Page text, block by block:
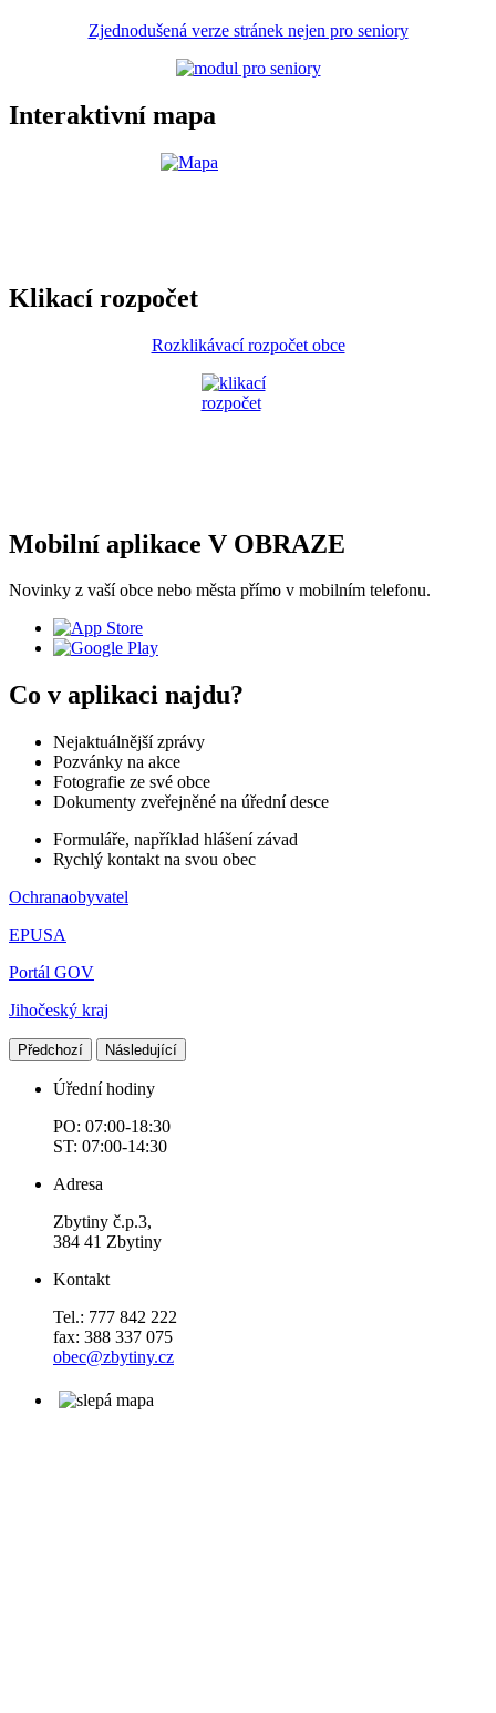
Zjednodušená verze stránek nejen pro seniory
Interaktivní mapa
Klikací rozpočet
Rozklikávací rozpočet obce
Mobilní aplikace V OBRAZE
Novinky z vaší obce nebo města přímo v mobilním telefonu.
Co v aplikaci najdu?
Nejaktuálnější zprávy
Pozvánky na akce
Fotografie ze své obce
Dokumenty zveřejněné na úřední desce
Formuláře, například hlášení závad
Rychlý kontakt na svou obec
Ochranaobyvatel
EPUSA
Portál GOV
Jihočeský kraj
Předchozí Následující
Úřední hodiny
PO: 07:00-18:30
ST: 07:00-14:30
Adresa
Zbytiny č.p.3,
384 41 Zbytiny
Kontakt
Tel.: 777 842 222
fax: 388 337 075
obec@zbytiny.cz